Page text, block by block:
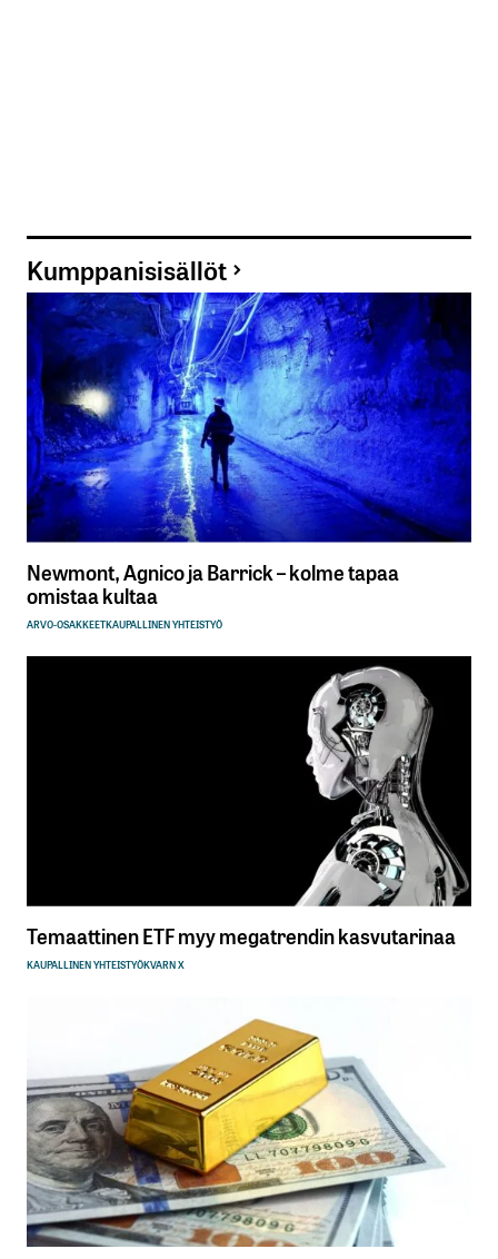
Kumppanisisällöt
Newmont, Agnico ja Barrick – kolme tapaa
omistaa kultaa
ARVO-OSAKKEETKAUPALLINEN YHTEISTYÖ
Temaattinen ETF myy megatrendin kasvutarinaa
KAUPALLINEN YHTEISTYÖKVARN X